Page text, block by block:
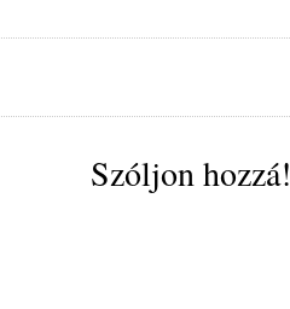
Szóljon hozzá!